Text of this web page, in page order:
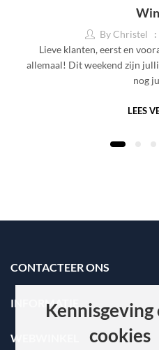
ByChristel
Lieve klanten, eerst en
allemaal! Dit weekend zijn
nog
LEES
CONTACTEER ONS
INFORMATIE
WEBWINKEL
Kennisgeving
cookies